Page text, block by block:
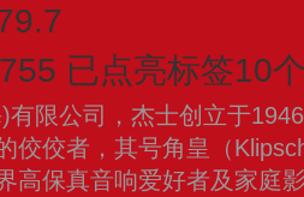
已点亮标签10
有限公司，杰士创立于
佼佼者，其号角皇（
高保真音响爱好者及家庭